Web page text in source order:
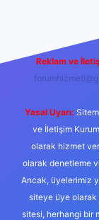
Reklam ve
Yasal Uyarı:
ve İletişim
olarak hizmet
olarak denetleme
Ancak, üyelerimiz
siteye üye olarak
sitesi, herhangi bir